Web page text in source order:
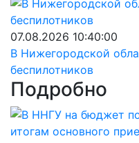
07.08.2026 10:40:00
В Нижегородской
беспилотников
Подробно